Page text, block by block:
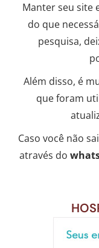
Manter seu site
do que
pesquisa,
Além disso, é
que foram
Caso você não
através do